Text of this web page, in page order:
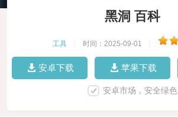
黑洞 百科
工具 时间：2025-09-01
安卓下载 苹果下载
安卓市场，安全绿色